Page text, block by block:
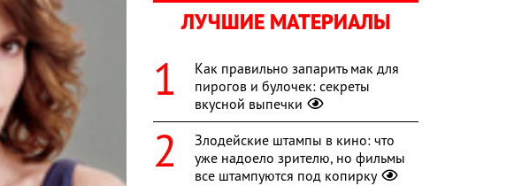
ЛУЧШИЕ МАТЕРИАЛЫ
Как правильно запарить мак для
пирогов и булочек: секреты
вкусной выпечки
Злодейские штампы в кино: что
уже надоело зрителю, но фильмы
все штампуются под копирку